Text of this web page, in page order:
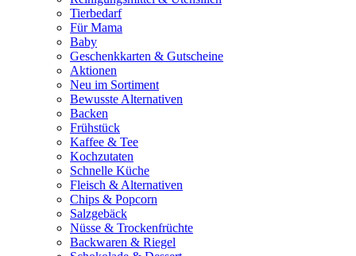
Tierbedarf
Für Mama
Baby
Geschenkkarten & Gutscheine
Aktionen
Neu im Sortiment
Bewusste Alternativen
Backen
Frühstück
Kaffee & Tee
Kochzutaten
Schnelle Küche
Fleisch & Alternativen
Chips & Popcorn
Salzgebäck
Nüsse & Trockenfrüchte
Backwaren & Riegel